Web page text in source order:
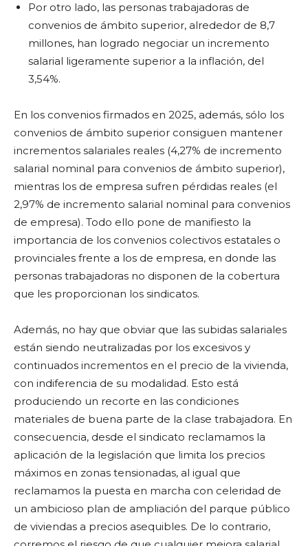
Por otro lado, las personas trabajadoras de
convenios de ámbito superior, alrededor de 8,7
millones, han logrado negociar un incremento
salarial ligeramente superior a la inflación, del
3,54%.
En los convenios firmados en 2025, además, sólo los
convenios de ámbito superior consiguen mantener
incrementos salariales reales (4,27% de incremento
salarial nominal para convenios de ámbito superior),
mientras los de empresa sufren pérdidas reales (el
2,97% de incremento salarial nominal para convenios
de empresa). Todo ello pone de manifiesto la
importancia de los convenios colectivos estatales o
provinciales frente a los de empresa, en donde las
personas trabajadoras no disponen de la cobertura
que les proporcionan los sindicatos.
Además, no hay que obviar que las subidas salariales
están siendo neutralizadas por los excesivos y
continuados incrementos en el precio de la vivienda,
con indiferencia de su modalidad. Esto está
produciendo un recorte en las condiciones
materiales de buena parte de la clase trabajadora. En
consecuencia, desde el sindicato reclamamos la
aplicación de la legislación que limita los precios
máximos en zonas tensionadas, al igual que
reclamamos la puesta en marcha con celeridad de
un ambicioso plan de ampliación del parque público
de viviendas a precios asequibles. De lo contrario,